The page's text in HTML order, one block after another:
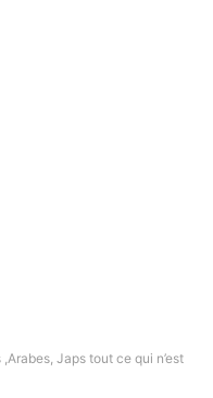
Japs tout ce qui n’est